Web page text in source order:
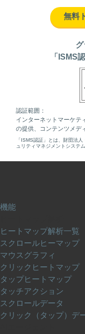
「ISMS
認証範囲：
インターネットマーケテ
の提供、コンテンツメデ
「ISMS認証」とは、財団法
ュリティマネジメントシステ
無料
機能
ヒートマップ解析一覧
スクロールヒーマップ
マウスグラフィ
クリックヒートマップ
タップヒートマップ
タッチアクション
スクロールデータ
クリック（タップ）デ